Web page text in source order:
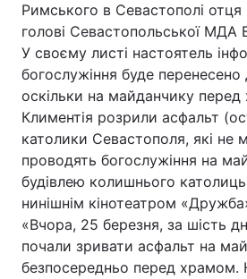
Головна Війна
Україна
Економіка
Римського в Севастополі
голові Севастопольської МДА
У своєму листі настоятель
богослужіння буде перенесено
оскільки на майданчику
Климентія розрили асфальт
католики Севастополя, які не
проводять богослужіння на
будівлею колишнього
нинішнім кінотеатром
«Вчора, 25 березня, за шість
почали зривати асфальт на
безпосередньо перед